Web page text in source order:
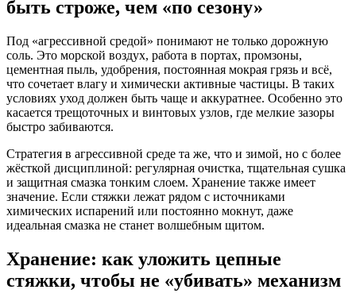
быть строже, чем «по сезону»
Под «агрессивной средой» понимают не только дорожную
соль. Это морской воздух, работа в портах, промзоны,
цементная пыль, удобрения, постоянная мокрая грязь и всё,
что сочетает влагу и химически активные частицы. В таких
условиях уход должен быть чаще и аккуратнее. Особенно это
касается трещоточных и винтовых узлов, где мелкие зазоры
быстро забиваются.
Стратегия в агрессивной среде та же, что и зимой, но с более
жёсткой дисциплиной: регулярная очистка, тщательная сушка
и защитная смазка тонким слоем. Хранение также имеет
значение. Если стяжки лежат рядом с источниками
химических испарений или постоянно мокнут, даже
идеальная смазка не станет волшебным щитом.
Хранение: как уложить цепные
стяжки, чтобы не «убивать» механизм